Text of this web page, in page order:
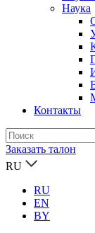
Наука
Контакты
Заказать талон
RU
RU
EN
BY